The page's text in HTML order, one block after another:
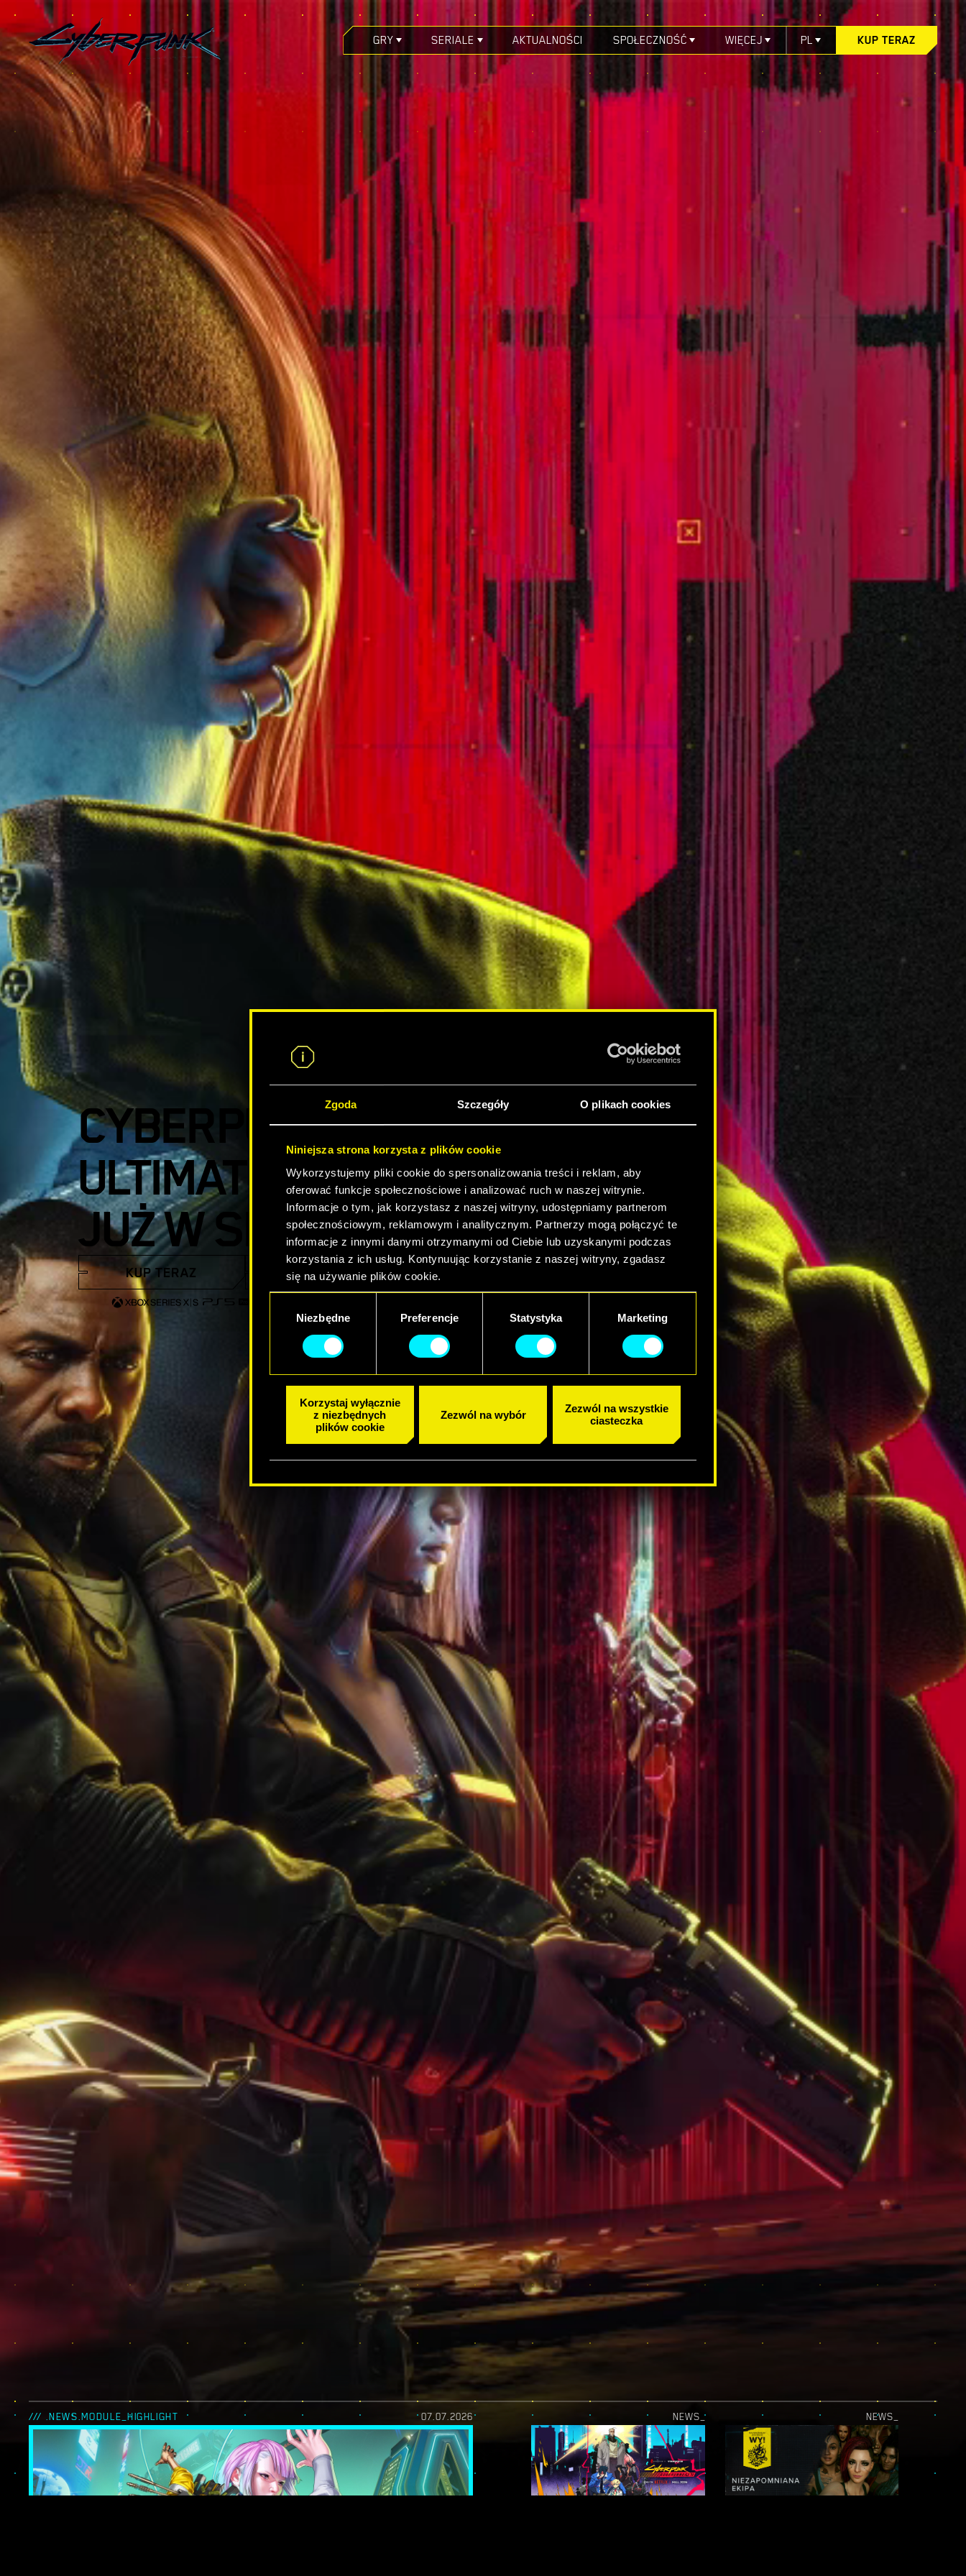
Zgoda Szczegóły O plikach cookies
Niniejsza strona korzysta z plików cookie
Wykorzystujemy pliki cookie do spersonalizowania treści i reklam, aby
oferować funkcje społecznościowe i analizować ruch w naszej witrynie.
Informacje o tym, jak korzystasz z naszej witryny, udostępniamy partnerom
społecznościowym, reklamowym i analitycznym. Partnerzy mogą połączyć te
informacje z innymi danymi otrzymanymi od Ciebie lub uzyskanymi podczas
korzystania z ich usług. Kontynuując korzystanie z naszej witryny, zgadasz
się na używanie plików cookie.
zgodyNiezbędne Preferencje Statystyka Marketing
Korzystaj wyłącznie
z niezbędnych
plików cookie
Zezwól na wybór
Zezwól na wszystkie
ciasteczka
GRY SERIALE AKTUALNOŚCI SPOŁECZNOŚĆ WIĘCEJ PL KUP TERAZ
CYBERPUNK 2077:
ULTIMATE EDITION
JUŻ W SPRZEDAŻY!
KUP TERAZ OBEJRZYJ ZWIASTUN
/// .NEWS.MODULE_HIGHLIGHT 07.07.2026 NEWS_ NEWS_